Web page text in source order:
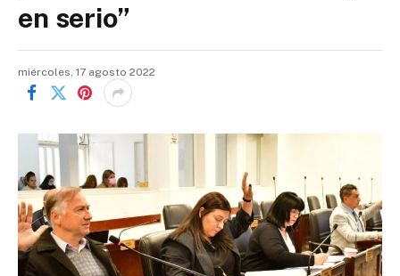
en serio”
miércoles, 17 agosto 2022